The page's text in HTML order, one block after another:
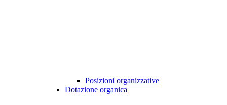
Posizioni organizzative
Dotazione organica